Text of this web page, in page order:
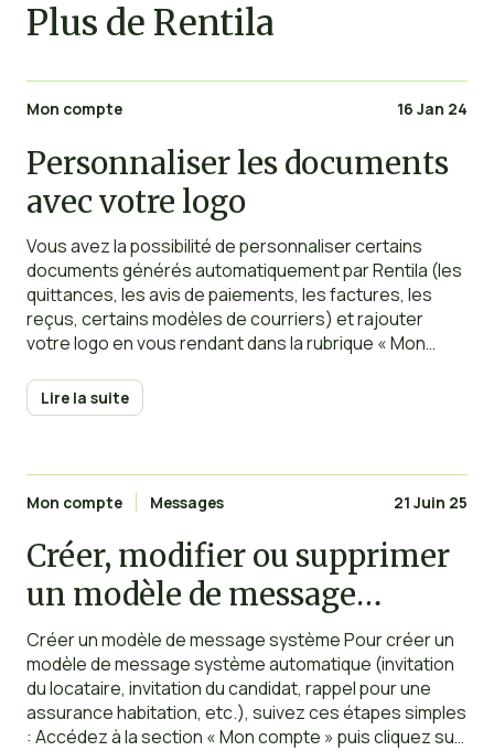
Plus de Rentila
Mon compte 16 Jan 24
Personnaliser les documents
avec votre logo
Vous avez la possibilité de personnaliser certains
documents générés automatiquement par Rentila (les
quittances, les avis de paiements, les factures, les
reçus, certains modèles de courriers) et rajouter
votre logo en vous rendant dans la rubrique « Mon
section « Multi-propriétaires », chacun peut également
avoir son propre logo. Pour modifier
Lire la suite
Mon compte Messages 21 Juin 25
Créer, modifier ou supprimer
un modèle de message
système
Créer un modèle de message système Pour créer un
modèle de message système automatique (invitation
du locataire, invitation du candidat, rappel pour une
assurance habitation, etc.), suivez ces étapes simples
: Accédez à la section « Mon compte » puis cliquez sur